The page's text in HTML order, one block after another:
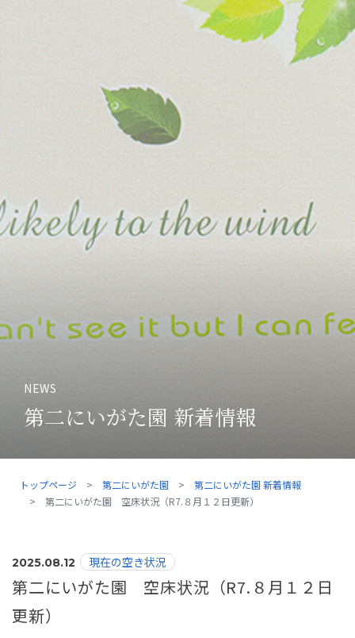
NEWS
第二にいがた園 新着情報
トップページ 第二にいがた園
第二にいがた園 新着情報
第二にいがた園 空床状況（R7.８月１２日更新）
2025.08.12 現在の空き状況
第二にいがた園 空床状況（R7.８月１２日
更新）